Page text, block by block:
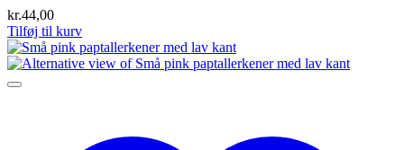
kr.44,00
Tilføj til kurv